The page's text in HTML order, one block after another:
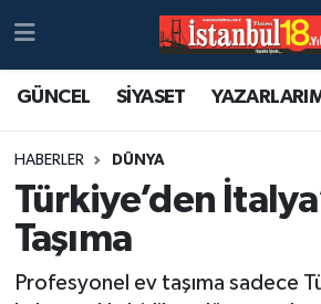
GÜNCEL SİYASET
HABERLER DÜNYA
Türkiye’den
Taşıma
Profesyonel ev taşıma sadece